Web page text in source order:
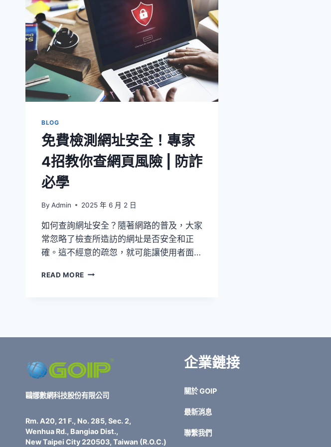
BLOG
免費檢測網址安全！專家
4招教你查網頁風險 | 防詐
必學
By Admin 2025 年 6 月 2 日
如何查詢網址安全？隨著網路的普及，大家
常忽略了檢查所造訪的網址是否安全和正
確。這不經意的疏忽，就可能讓使用者面…
READ MORE 免
家
4
教
查
網
頁
鷗娜數網科技股份有限公司
Rm. A20, 21 F., No. 285, Sec. 2,
Wenhua Rd., Bangiao Dist.,
New Taipei City 220503, Taiwan (R.O.C.)
企業鏈接
關於 GOIP
最新消息
聯繫我們